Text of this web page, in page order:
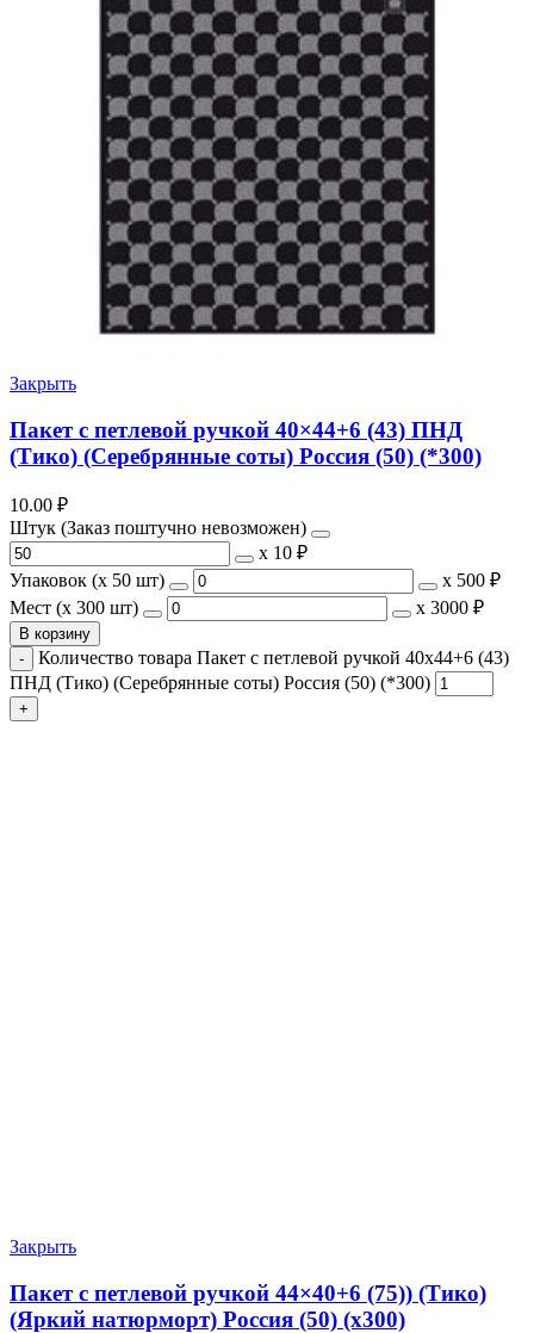
Закрыть
Пакет с петлевой ручкой 40×44+6 (43) ПНД
(Тико) (Серебрянные соты) Россия (50) (*300)
10.00 ₽
Штук (Заказ поштучно невозможен)
х 10 ₽
Упаковок (x 50 шт)
х 500 ₽
Мест (x 300 шт)
х 3000 ₽
В корзину
Количество товара Пакет с петлевой ручкой 40x44+6 (43)
ПНД (Тико) (Серебрянные соты) Россия (50) (*300)
Закрыть
Пакет с петлевой ручкой 44×40+6 (75)) (Тико)
(Яркий натюрморт) Россия (50) (х300)